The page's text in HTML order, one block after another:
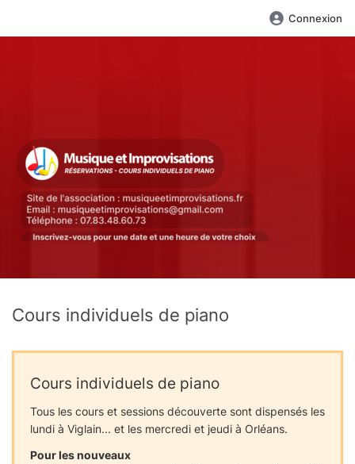
Connexion
Cours individuels de piano
Cours individuels de piano
Tous les cours et sessions découverte sont dispensés les
lundi à Viglain... et les mercredi et jeudi à Orléans.
Pour les nouveaux